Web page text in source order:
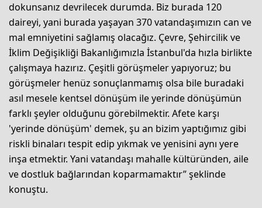
dokunsanız devrilecek durumda. Biz burada 120
daireyi, yani burada yaşayan 370 vatandaşımızın can ve
mal emniyetini sağlamış olacağız. Çevre, Şehircilik ve
İklim Değişikliği Bakanlığımızla İstanbul'da hızla birlikte
çalışmaya hazırız. Çeşitli görüşmeler yapıyoruz; bu
görüşmeler henüz sonuçlanmamış olsa bile buradaki
asıl mesele kentsel dönüşüm ile yerinde dönüşümün
farklı şeyler olduğunu görebilmektir. Afete karşı
'yerinde dönüşüm' demek, şu an bizim yaptığımız gibi
riskli binaları tespit edip yıkmak ve yenisini aynı yere
inşa etmektir. Yani vatandaşı mahalle kültüründen, aile
ve dostluk bağlarından koparmamaktır” şeklinde
konuştu.